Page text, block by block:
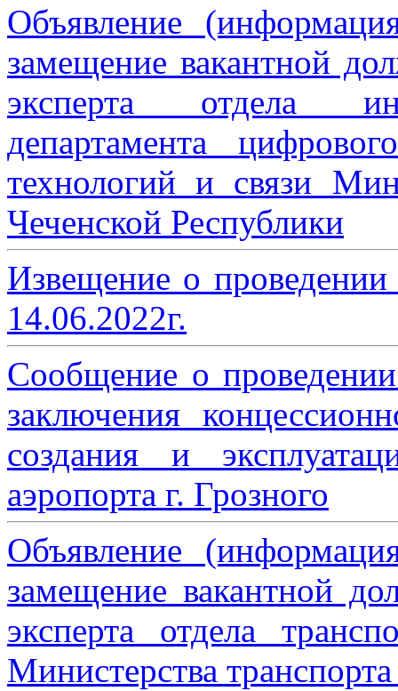
Объявление
замещение вакантной
эксперта отдела
департамента
технологий и связи
Чеченской Республики
Извещение о
14.06.2022г.
Сообщение о
заключения
создания и
аэропорта г. Грозного
Объявление
замещение вакантной
эксперта отдела
Министерства